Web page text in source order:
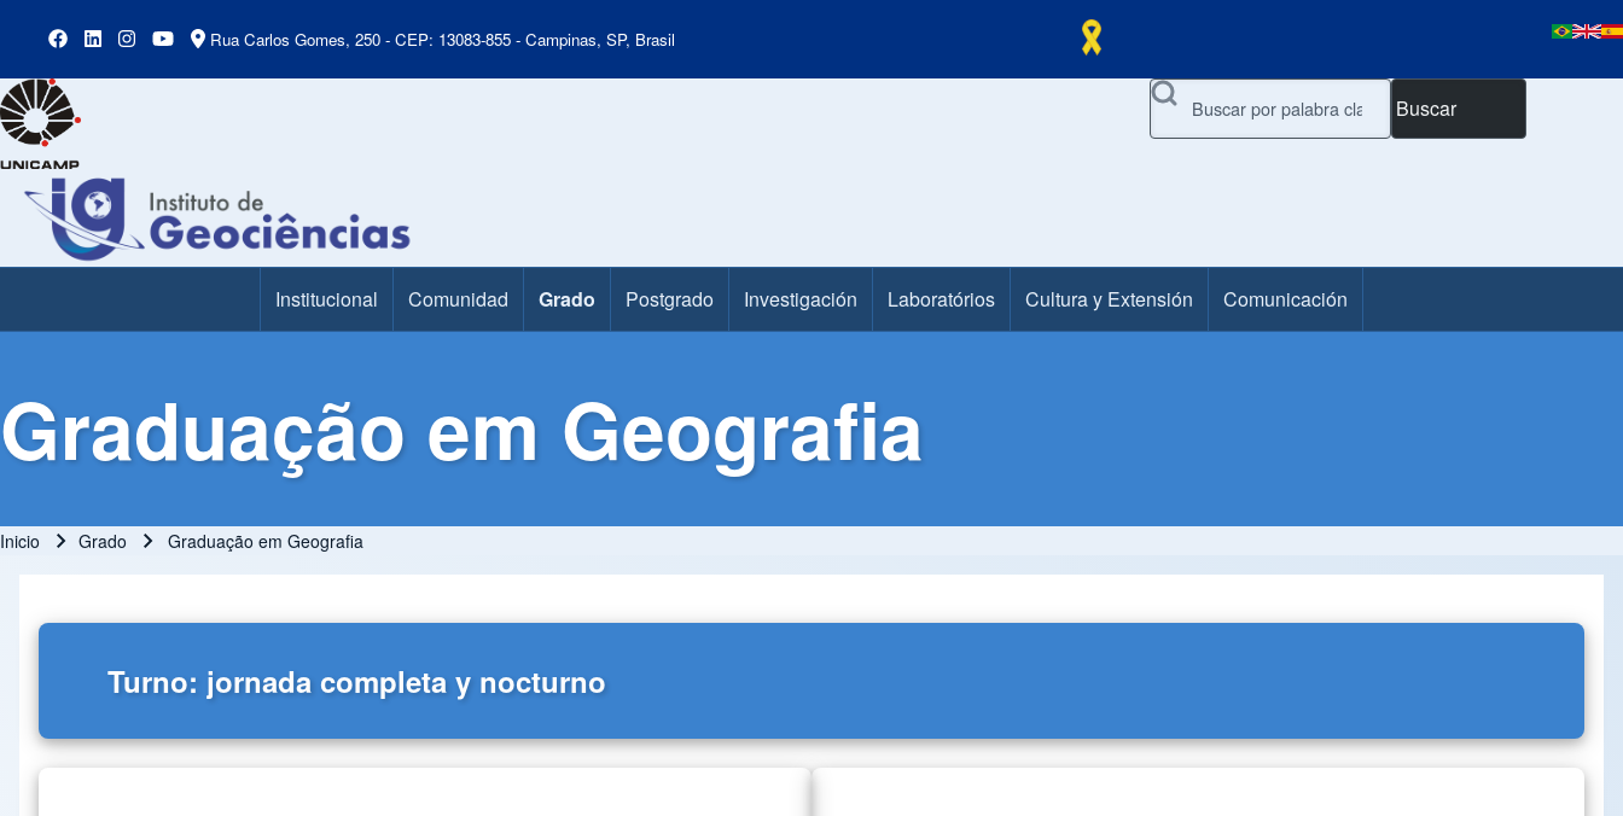
Rua Carlos Gomes, 250 - CEP: 13083-855 - Campinas, SP, Brasil
Buscar
Main Menu Institucional Comunidad Grado Postgrado Investigación Laboratórios Cultura y Extensión Comunicación
Graduação em Geografia
Inicio Grado Graduação em Geografia
Turno: jornada completa y nocturno